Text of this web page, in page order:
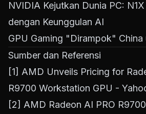
NVIDIA Kejutkan Dunia PC:
dengan Keunggulan AI
GPU Gaming "Dirampok"
Sumber dan Referensi
[1] AMD Unveils Pricing for
R9700 Workstation GPU -
[2] AMD Radeon AI PRO